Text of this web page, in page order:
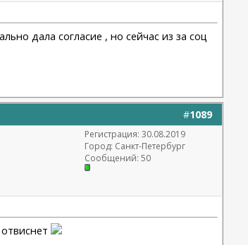
дала согласие , но сейчас из за соц
#1089
Регистрация: 30.08.2019
Город: Санкт-Петербург
Сообщений: 50